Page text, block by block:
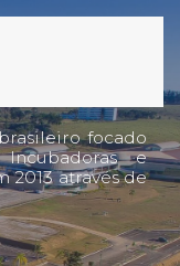
focado
Incubadoras
e
2013 através de